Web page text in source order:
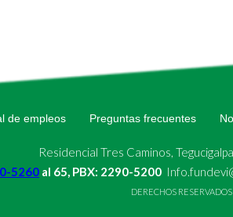
de empleos Preguntas frecuentes
Residencial Tres Caminos,
5260 al 65, PBX: 2290-5200
DERECHOS